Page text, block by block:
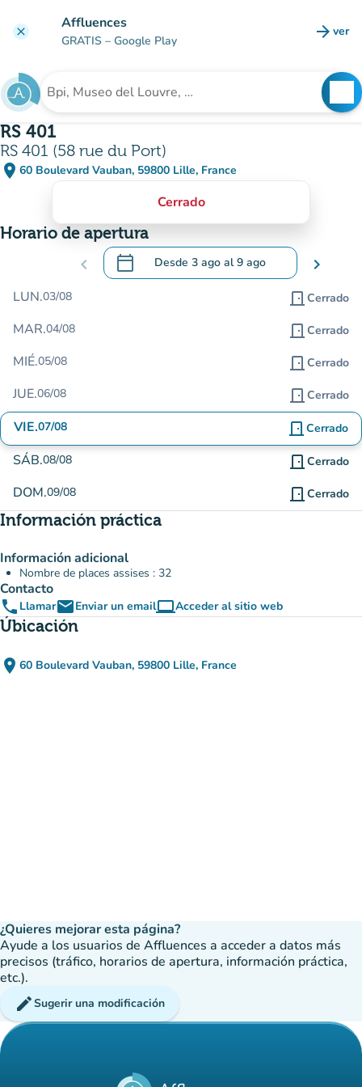
clear Affluences
GRATIS – Google Play arrow_forward ver
Buscar un establecimiento
RS 401
RS 401 (58 rue du Port)
place 60 Boulevard Vauban, 59800 Lille, France
(abrir en Google Maps)
(nueva pestaña)
Cerrado
Horario de apertura
chevron_left calendar_today Desde 3 ago al9 ago
.Abra el calendario para cambiar las
chevron_right
LUN.03/08 door_front Cerrado
MAR.04/08 door_front Cerrado
MIÉ.05/08 door_front Cerrado
JUE.06/08 door_front Cerrado
VIE.07/08 door_front Cerrado
SÁB.08/08 door_front Cerrado
DOM.09/08 door_front Cerrado
Información práctica
Información adicional
Nombre de places assises : 32
Contacto
phone LlamaremailEnviar un emailcomputerAcceder al sitio web
(nueva pestaña)
Úbicación
place 60 Boulevard Vauban, 59800 Lille, France
(abrir en Google Maps)
(nueva pestaña)
¿Quieres mejorar esta página?
Ayude a los usuarios de Affluences a acceder a datos más
precisos (tráfico, horarios de apertura, información práctica,
etc.).
editSugerir una modificación